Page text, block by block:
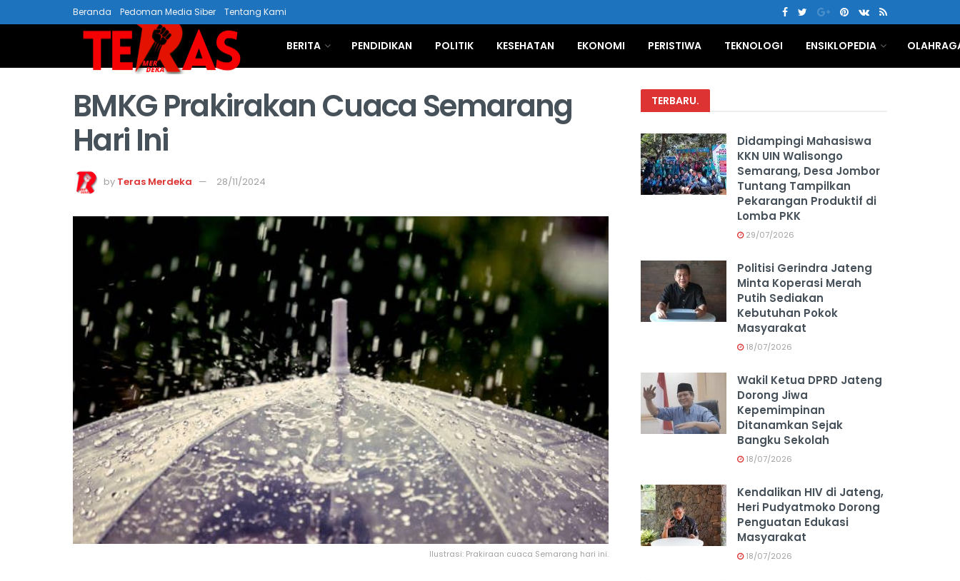
Beranda Pedoman Media Siber Tentang Kami
BERITA PENDIDIKAN POLITIK KESEHATAN EKONOMI PERISTIWA TEKNOLOGI ENSIKLOPEDIA
BMKG Prakirakan Cuaca Semarang
Hari Ini
by Teras Merdeka 28/11/2024
Ilustrasi: Prakiraan cuaca Semarang hari ini.
TERBARU.
Didampingi Mahasiswa
KKN UIN Walisongo
Semarang, Desa Jombor
Tuntang Tampilkan
Pekarangan Produktif di
Lomba PKK
29/07/2026
Politisi Gerindra Jateng
Minta Koperasi Merah
Putih Sediakan
Kebutuhan Pokok
Masyarakat
18/07/2026
Wakil Ketua DPRD Jateng
Dorong Jiwa
Kepemimpinan
Ditanamkan Sejak
Bangku Sekolah
18/07/2026
Kendalikan HIV di Jateng,
Heri Pudyatmoko Dorong
Penguatan Edukasi
Masyarakat
18/07/2026